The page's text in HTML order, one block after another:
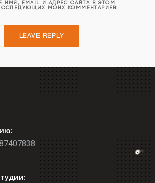
ИМЯ, EMAIL И АДРЕС САЙТА В ЭТОМ
МОИХ КОММЕНТАРИЕВ.